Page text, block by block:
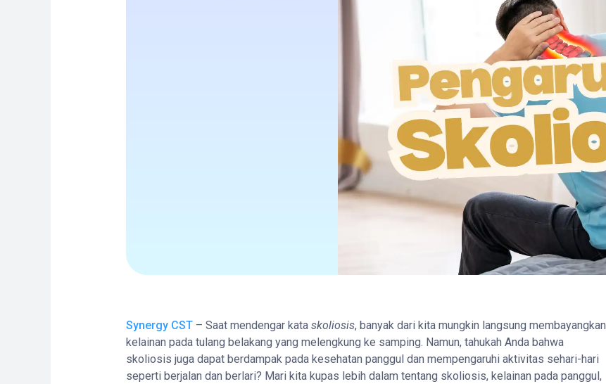
Synergy CST– Saat mendengar kata skoliosis, banyak dari kita mungkin langsung membayangkan
kelainan pada tulang belakang yang melengkung ke samping. Namun, tahukah Anda bahwa
skoliosis juga dapat berdampak pada kesehatan panggul dan mempengaruhi aktivitas sehari-hari
seperti berjalan dan berlari? Mari kita kupas lebih dalam tentang skoliosis, kelainan pada panggul,